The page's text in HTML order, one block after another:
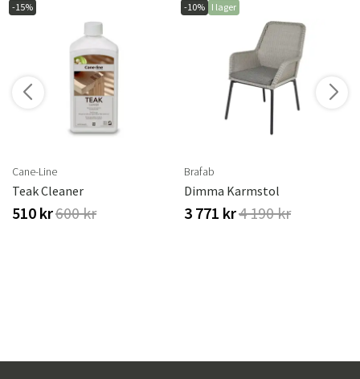
-15%
Cane-Line
Teak Cleaner
510 kr600 kr
-10% I lager
Brafab
Dimma Karmstol
3 771 kr4 190 kr